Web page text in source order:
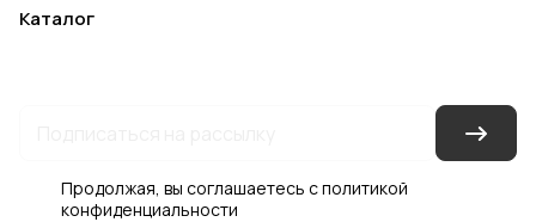
Каталог
Продолжая, вы соглашаетесь сполитикой
конфиденциальности